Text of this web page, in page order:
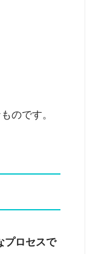
のです。
プロセスで